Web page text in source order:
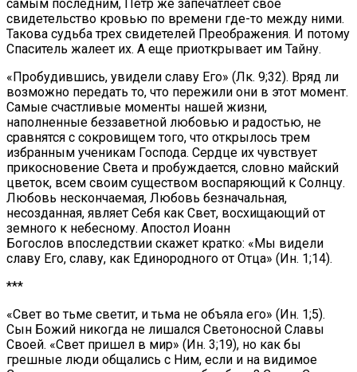
самым последним, Петр же запечатлеет свое
свидетельство кровью по времени где-то между ними.
Такова судьба трех свидетелей Преображения. И потому
Спаситель жалеет их. А еще приоткрывает им Тайну.
«Пробудившись, увидели славу Его» (Лк. 9;32). Вряд ли
возможно передать то, что пережили они в этот момент.
Самые счастливые моменты нашей жизни,
наполненные беззаветной любовью и радостью, не
сравнятся с сокровищем того, что открылось трем
избранным ученикам Господа. Сердце их чувствует
прикосновение Света и пробуждается, словно майский
цветок, всем своим существом воспаряющий к Солнцу.
Любовь нескончаемая, Любовь безначальная,
несозданная, являет Себя как Свет, восхищающий от
земного к небесному. Апостол Иоанн
Богослов впоследствии скажет кратко: «Мы видели
славу Его, славу, как Единородного от Отца» (Ин. 1;14).
***
«Свет во тьме светит, и тьма не объяла его» (Ин. 1;5).
Сын Божий никогда не лишался Светоносной Славы
Своей. «Свет пришел в мир» (Ин. 3;19), но как бы
грешные люди общались с Ним, если и на видимое